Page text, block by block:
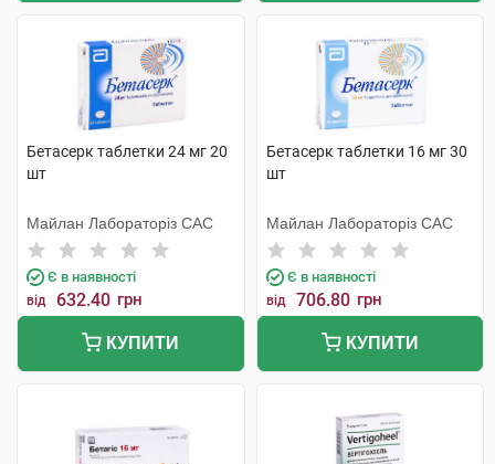
Бетасерк таблетки 24 мг 20
шт
Майлан Лабораторіз САС
Є в наявності
від 632.40 грн
КУПИТИ
Бетасерк таблетки 16 мг 30
шт
Майлан Лабораторіз САС
Є в наявності
від 706.80 грн
КУПИТИ